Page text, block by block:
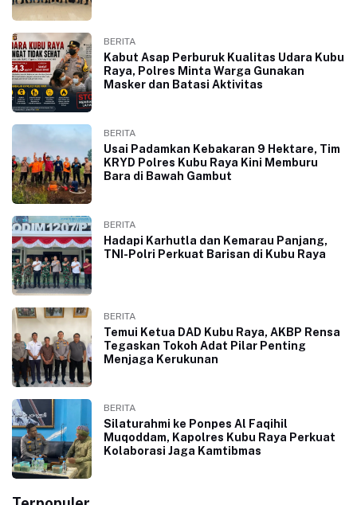
BERITA
Kabut Asap Perburuk Kualitas Udara Kubu
Raya, Polres Minta Warga Gunakan
Masker dan Batasi Aktivitas
BERITA
Usai Padamkan Kebakaran 9 Hektare, Tim
KRYD Polres Kubu Raya Kini Memburu
Bara di Bawah Gambut
BERITA
Hadapi Karhutla dan Kemarau Panjang,
TNI-Polri Perkuat Barisan di Kubu Raya
BERITA
Temui Ketua DAD Kubu Raya, AKBP Rensa
Tegaskan Tokoh Adat Pilar Penting
Menjaga Kerukunan
BERITA
Silaturahmi ke Ponpes Al Faqihil
Muqoddam, Kapolres Kubu Raya Perkuat
Kolaborasi Jaga Kamtibmas